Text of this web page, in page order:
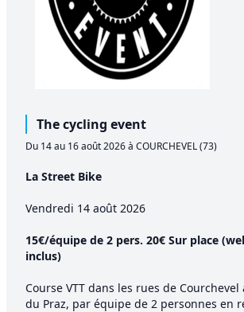
The cycling event
Du 14 au 16 août 2026 à COURCHEVEL (73)
La Street Bike
Vendredi 14 août 2026
15€/équipe de 2 pers. 20€ Sur place
inclus)
Course VTT dans les rues de
du Praz, par équipe de 2 personnes en